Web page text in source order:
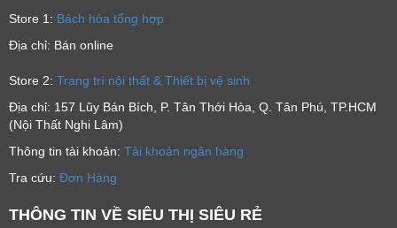
Store 1: Bách hóa tổng hợp
Địa chỉ: Bán online
Store 2: Trang trí nội thất & Thiết bị vệ sinh
Địa chỉ: 157 Lũy Bán Bích, P. Tân Thới Hòa, Q. Tân Phú, TP.HCM
(Nội Thất Nghi Lâm)
Thông tin tài khoản: Tài khoản ngân hàng
Tra cứu: Đơn Hàng
THÔNG TIN VỀ SIÊU THỊ SIÊU RẺ